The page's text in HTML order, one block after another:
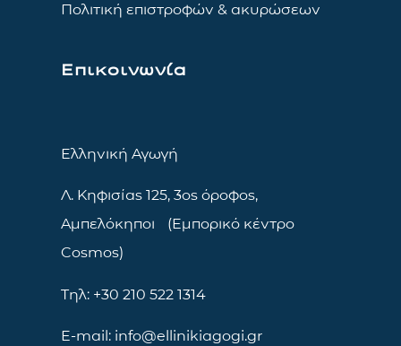
Πολιτική επιστροφών & ακυρώσεων
Επικοινωνία
Ελληνική Αγωγή
Λ. Κηφισίας 125, 3ος όροφος,
Αμπελόκηποι (Εμπορικό κέντρο
Cosmos)
Τηλ: +30 210 522 1314
E-mail: info@ellinikiagogi.gr